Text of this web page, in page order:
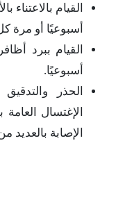
القيام
أسبوعيًا أو مرة
القيام ببرد
أسبوعيًا.
الحذر
الإغتسال
الإصابة بالعديد